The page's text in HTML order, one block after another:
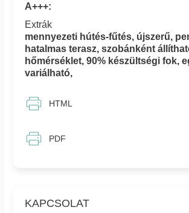
KAPCSOLAT
A+++:
Extrák
mennyezeti hútés-fűtés, újszerű,
hatalmas terasz, szobánként
hőmérséklet, 90% készültségi fok,
variálható,
HTML
PDF